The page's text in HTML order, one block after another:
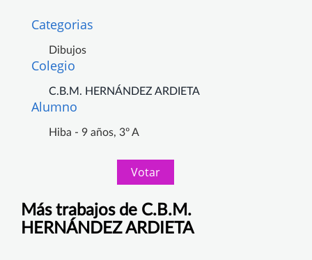
Categorias
Dibujos
Colegio
C.B.M. HERNÁNDEZ ARDIETA
Alumno
Hiba - 9 años, 3º A
Votar
Más trabajos de C.B.M.
HERNÁNDEZ ARDIETA